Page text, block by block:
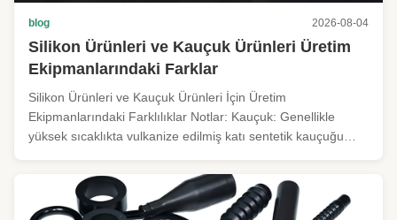
blog 2026-08-04
Silikon Ürünleri ve Kauçuk Ürünleri Üretim
Ekipmanlarındaki Farklar
Silikon Ürünleri ve Kauçuk Ürünleri İçin Üretim
Ekipmanlarındaki Farklılıklar Notlar: Kauçuk: Genellikle
yüksek sıcaklıkta vulkanize edilmiş katı sentetik kauçuğu
eder. Silikon: Normalde Yüksek Sıcaklıkta Vulkanize Edilmiş
Katı Silikon Kauçuk ...